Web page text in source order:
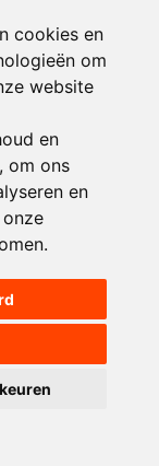
cookies en
om
website
en
om ons
en